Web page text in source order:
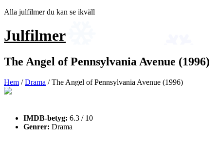
Hoppa
innehåll
Alla julfilmer du kan se ikväll
Julfilmer
The Angel of Pennsylvania Avenue (1996)
Hem /Drama / The Angel of Pennsylvania Avenue (1996)
IMDB-betyg: 6.3 / 10
Genrer: Drama